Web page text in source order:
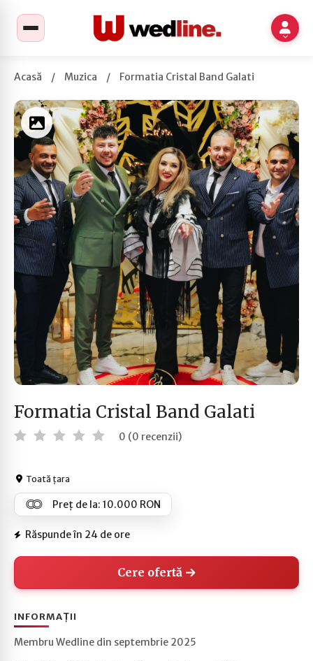
Acasă / Muzica / Formatia Cristal Band Galati
Formatia Cristal Band Galati
0 (0 recenzii)
Toată țara
Preț de la: 10.000 RON
Răspunde în 24 de ore
Cere ofertă
INFORMAȚII
Membru Wedline din septembrie 2025